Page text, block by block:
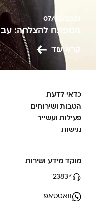
07/10/2021
המפתח להצלחה:
קרא עוד
כדאי לדעת
הטבות ושירותים
פעילות ועשייה
נגישות
מוקד מידע ושירות
*2383
וואטסאפ